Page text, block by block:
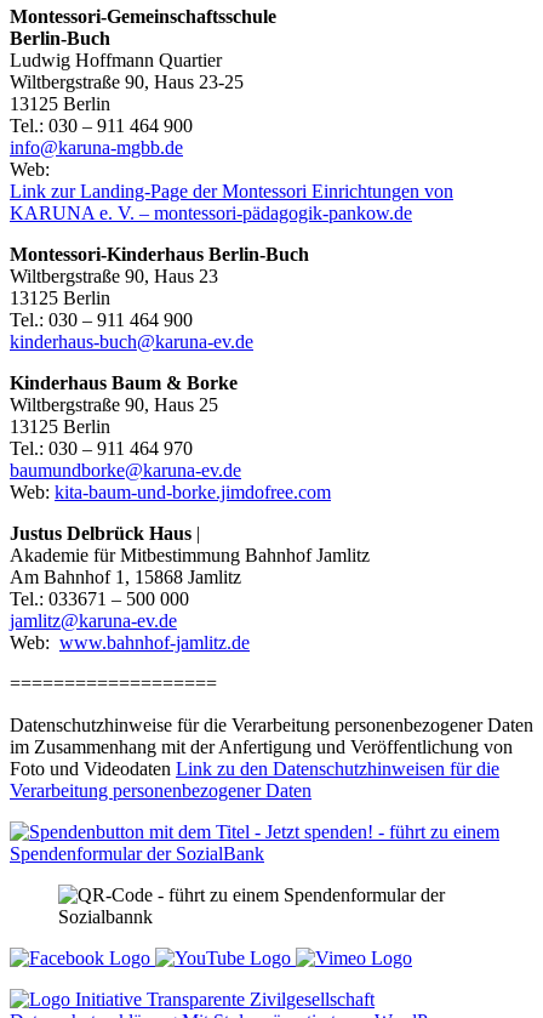
Montessori-Gemeinschaftsschule
Berlin-Buch
Ludwig Hoffmann Quartier
Wiltbergstraße 90, Haus 23-25
13125 Berlin
Tel.: 030 – 911 464 900
info@karuna-mgbb.de
Web:
Link zur Landing-Page der Montessori Einrichtungen von
KARUNA e. V. – montessori-pädagogik-pankow.de
Montessori-Kinderhaus Berlin-Buch
Wiltbergstraße 90, Haus 23
13125 Berlin
Tel.: 030 – 911 464 900
kinderhaus-buch@karuna-ev.de
Kinderhaus Baum & Borke
Wiltbergstraße 90, Haus 25
13125 Berlin
Tel.: 030 – 911 464 970
baumundborke@karuna-ev.de
Web: kita-baum-und-borke.jimdofree.com
Justus Delbrück Haus |
Akademie für Mitbestimmung Bahnhof Jamlitz
Am Bahnhof 1, 15868 Jamlitz
Tel.: 033671 – 500 000
jamlitz@karuna-ev.de
Web: www.bahnhof-jamlitz.de
===================
Datenschutzhinweise für die Verarbeitung personenbezogener Daten
im Zusammenhang mit der Anfertigung und Veröffentlichung von
Foto und Videodaten Link zu den Datenschutzhinweisen für die
Verarbeitung personenbezogener Daten
Zukunft für Jugendliche und Kinder in
Not Int. e. V.